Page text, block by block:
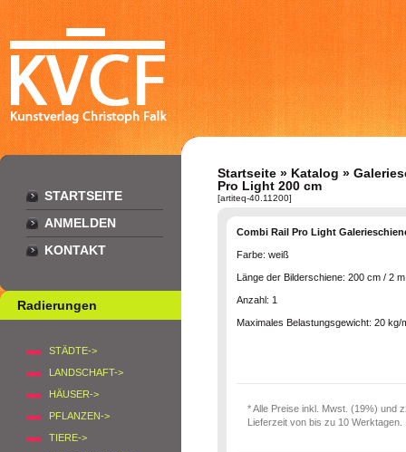
STARTSEITE
ANMELDEN
KONTAKT
Radierungen
STÄDTE->
LANDSCHAFT->
HÄUSER->
PFLANZEN->
TIERE->
Startseite » Katalog »
Pro Light 200 cm
[artiteq-40.11200]
Combi Rail Pro Light
Farbe: weiß
Länge der Bilderschiene: 200 cm / 2 m
Anzahl: 1
Maximales Belastungsgewicht: 20 kg/
* Alle Preise inkl. Mwst. (19%) und
Lieferzeit von bis zu 10 Werktagen.